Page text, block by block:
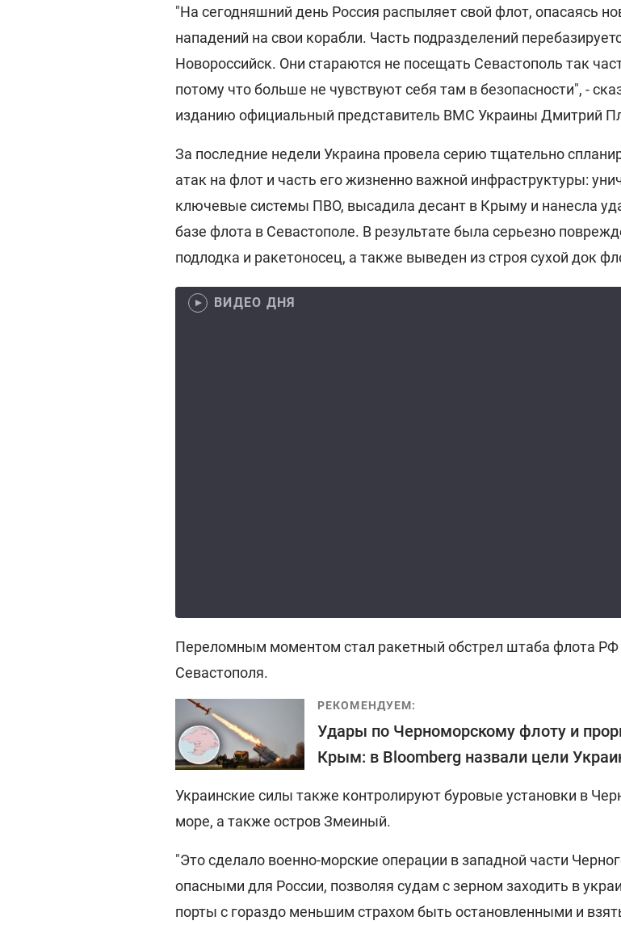
"На сегодняшний день Россия распыляет свой флот, опасаясь
нападений на свои корабли. Часть подразделений
Новороссийск. Они стараются не посещать Севастополь так
потому что больше не чувствуют себя там в безопасности", -
изданию официальный представитель ВМС Украины Дмитрий
За последние недели Украина провела серию тщательно
атак на флот и часть его жизненно важной инфраструктуры:
ключевые системы ПВО, высадила десант в Крыму и нанесла
базе флота в Севастополе. В результате была серьезно
подлодка и ракетоносец, а также выведен из строя сухой док
ВИДЕО ДНЯ
Переломным моментом стал ракетный обстрел штаба флота РФ
Севастополя.
РЕКОМЕНДУЕМ:
Удары по Черноморскому флоту и
Крым: в Bloomberg назвали цели
Украинские силы также контролируют буровые установки в
море, а также остров Змеиный.
"Это сделало военно-морские операции в западной части
опасными для России, позволяя судам с зерном заходить в
порты с гораздо меньшим страхом быть остановленными и